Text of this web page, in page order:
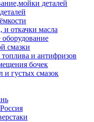
деталей
и откачки масла
оборудование
смазки
и антифризов
бочек
густых смазок